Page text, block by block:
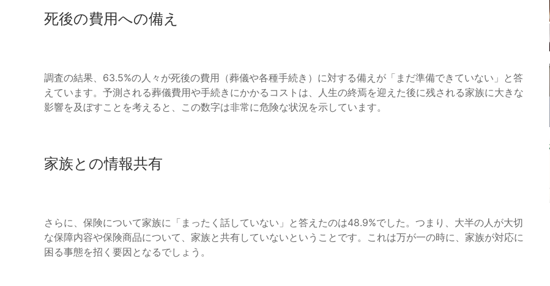
死後の費用への備え
調査の結果、63.5%の人々が死後の費用（葬儀や各種手続き）に対する備えが「まだ準備できていない」と答
えています。予測される葬儀費用や手続きにかかるコストは、人生の終焉を迎えた後に残される家族に大きな
影響を及ぼすことを考えると、この数字は非常に危険な状況を示しています。
家族との情報共有
さらに、保険について家族に「まったく話していない」と答えたのは48.9%でした。つまり、大半の人が大切
な保障内容や保険商品について、家族と共有していないということです。これは万が一の時に、家族が対応に
困る事態を招く要因となるでしょう。